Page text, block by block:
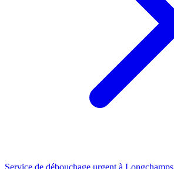
Service de débouchage urgent à Longchamps